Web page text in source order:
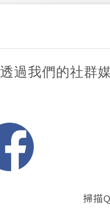
透過我們的社群
掃描